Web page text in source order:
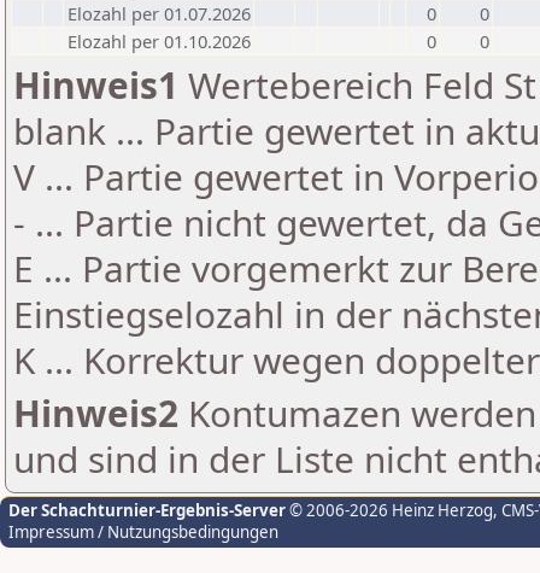
Elozahl per 01.07.2026
0
0
Elozahl per 01.10.2026
0 0
Hinweis1 Wertebereich Feld
blank ... Partie gewertet in
V ... Partie gewertet in
- ... Partie nicht gewertet, da
E ... Partie vorgemerkt zur
Einstiegselozahl in der
K ... Korrektur wegen
Hinweis2 Kontumazen
und sind in der Liste nicht
Der Schachturnier-Ergebnis-Server© 2006-2026 Heinz Herzog,
Impressum / Nutzungsbedingungen